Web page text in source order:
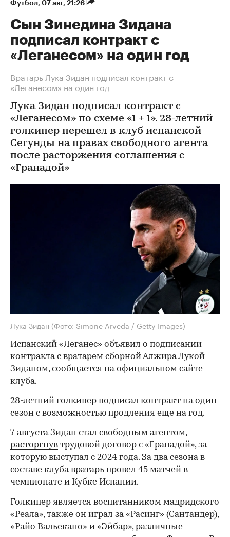
Футбол⁠, 07 авг, 21:26
Сын Зинедина Зидана
подписал контракт с
«Леганесом» на один год
Вратарь Лука Зидан подписал контракт с
«Леганесом» на один год
Лука Зидан подписал контракт с
«Леганесом» по схеме «1 + 1». 28-летний
голкипер перешел в клуб испанской
Сегунды на правах свободного агента
после расторжения соглашения с
«Гранадой»
Лука Зидан (Фото: Simone Arveda / Getty Images)
Испанский «Леганес» объявил о подписании
контракта с вратарем сборной Алжира Лукой
Зиданом,сообщается на официальном сайте
клуба.
28-летний голкипер подписал контракт на один
сезон с возможностью продления еще на год.
7 августа Зидан стал свободным агентом,
расторгнув трудовой договор с «Гранадой», за
которую выступал с 2024 года. За два сезона в
составе клуба вратарь провел 45 матчей в
чемпионате и Кубке Испании.
Голкипер является воспитанником мадридского
«Реала», также он играл за «Расинг» (Сантандер),
«Райо Вальекано» и «Эйбар», различные